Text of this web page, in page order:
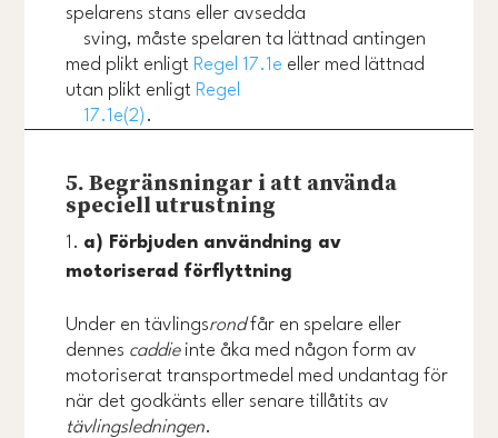
spelarens stans eller avsedda
sving, måste spelaren ta lättnad antingen
med plikt enligt Regel 17.1e eller med lättnad
utan plikt enligt Regel
17.1e(2) .
5. Begränsningar i att använda
speciell utrustning
a) Förbjuden användning av
motoriserad förflyttning
Under en tävlingsrondfår en spelare eller
dennes caddieinte åka med någon form av
motoriserat transportmedel med undantag för
när det godkänts eller senare tillåtits av
tävlingsledningen.